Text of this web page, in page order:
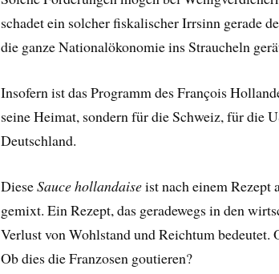
schadet ein solcher fiskalischer Irrsinn gerade
die ganze Nationalökonomie ins Straucheln
Insofern ist das Programm des François
seine Heimat, sondern für die Schweiz, für die
Deutschland.
DieseSauce hollandaiseist nach einem
gemixt. Ein Rezept, das geradewegs in den
Verlust von Wohlstand und Reichtum bedeutet.
Ob dies die Franzosen goutieren?